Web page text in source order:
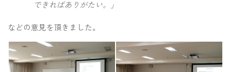
できればありがたい。」
などの意見を頂きました。